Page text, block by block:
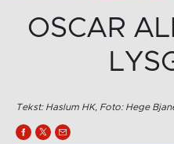
OSCAR
Tekst: Haslum HK, Foto: Hege